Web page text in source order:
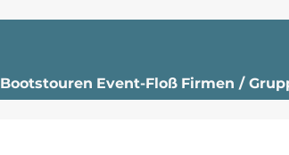
Bootstouren Event-Floß Firmen /